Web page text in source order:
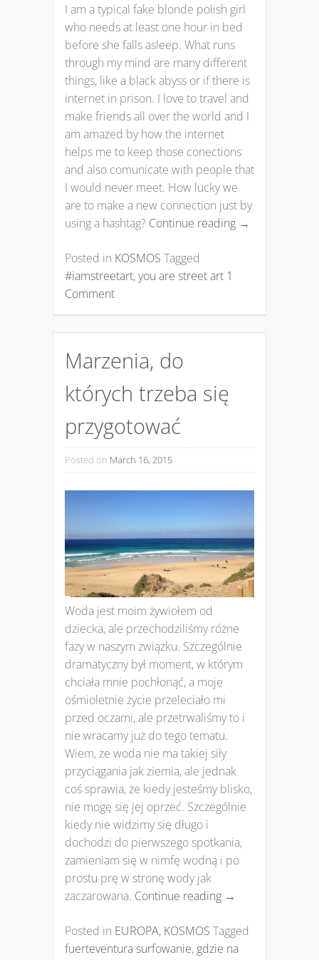
I am a typical fake blonde polish girl
who needs at least one hour in bed
before she falls asleep. What runs
through my mind are many different
things, like a black abyss or if there is
internet in prison. I love to travel and
make friends all over the world and I
am amazed by how the internet
helps me to keep those conections
and also comunicate with people that
I would never meet. How lucky we
are to make a new connection just by
using a hashtag? Continue reading →
Posted in KOSMOS Tagged
#iamstreetart,you are street art 1
Comment
Marzenia, do
których trzeba się
przygotować
Posted on March 16, 2015
Woda jest moim żywiołem od
dziecka, ale przechodziliśmy różne
fazy w naszym związku. Szczególnie
dramatyczny był moment, w którym
chciała mnie pochłonąć, a moje
ośmioletnie życie przeleciało mi
przed oczami, ale przetrwaliśmy to i
nie wracamy już do tego tematu.
Wiem, że woda nie ma takiej siły
przyciągania jak ziemia, ale jednak
coś sprawia, że kiedy jesteśmy blisko,
nie mogę się jej oprzeć. Szczególnie
kiedy nie widzimy się długo i
dochodzi do pierwszego spotkania,
zamieniam się w nimfę wodną i po
prostu prę w stronę wody jak
zaczarowana. Continue reading →
Posted in EUROPA, KOSMOS Tagged
fuerteventura surfowanie, gdzie na